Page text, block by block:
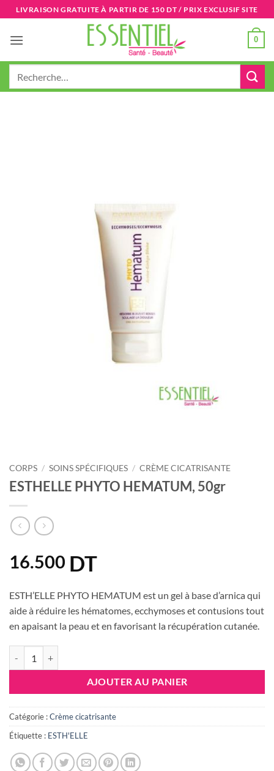
Passer
au
contenu
LIVRAISON GRATUITE À PARTIR DE 150 DT / PRIX EXCLUSIF SITE
0
CORPS / SOINS SPÉCIFIQUES / CRÈME CICATRISANTE
ESTHELLE PHYTO HEMATUM, 50gr
16.500 DT
ESTH’ELLE PHYTO HEMATUM est un gel à base d’arnica qui
aide à réduire les hématomes, ecchymoses et contusions tout
en apaisant la peau et en favorisant la récupération cutanée.
AJOUTER AU PANIER
Catégorie :Crème cicatrisante
Étiquette : ESTH'ELLE